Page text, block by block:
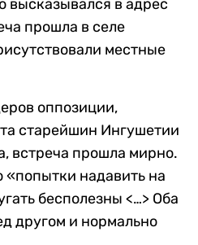
высказывался в адрес
прошла в селе
местные
оппозиции,
старейшин Ингушетии
встреча прошла мирно.
«попытки надавить на
бесполезны <…> Оба
другом и нормально